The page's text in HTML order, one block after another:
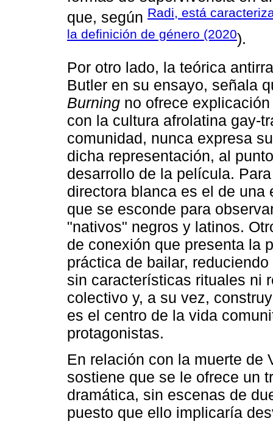
que, según Radi, está
la definición de género (2020).
Por otro lado, la teórica
Butler en su ensayo, señala
Burning no ofrece
con la cultura afrolatina gay-
comunidad, nunca expresa
dicha representación, al
desarrollo de la película.
directora blanca es el de
que se esconde para
"nativos" negros y latinos.
de conexión que presenta la
práctica de bailar,
sin características rituales ni
colectivo y, a su vez,
es el centro de la vida
protagonistas.
En relación con la muerte de
sostiene que se le ofrece un
dramática, sin escenas de
puesto que ello implicaría